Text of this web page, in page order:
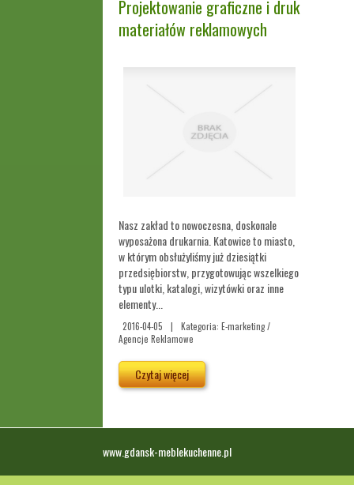
Projektowanie graficzne i druk
materiałów reklamowych
Nasz zakład to nowoczesna, doskonale
wyposażona drukarnia. Katowice to miasto,
w którym obsłużyliśmy już dziesiątki
przedsiębiorstw, przygotowując wszelkiego
typu ulotki, katalogi, wizytówki oraz inne
elementy...
2016-04-05 |
Kategoria: E-marketing /
Agencje Reklamowe
Czytaj więcej
www.gdansk-meblekuchenne.pl